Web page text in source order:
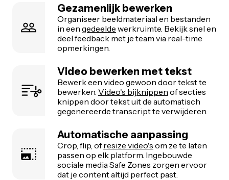
Gezamenlijk bewerken
Organiseer beeldmateriaal en bestanden
in een gedeelde werkruimte. Bekijk snel en
deel feedback met je team via real-time
opmerkingen.
Video bewerken met tekst
Bewerk een video gewoon door tekst te
bewerken. Video's bijknippen of secties
knippen door tekst uit de automatisch
gegenereerde transcript te verwijderen.
Automatische aanpassing
Crop, flip, ofresize video's om ze te laten
passen op elk platform. Ingebouwde
sociale media Safe Zones zorgen ervoor
dat je content altijd perfect past.